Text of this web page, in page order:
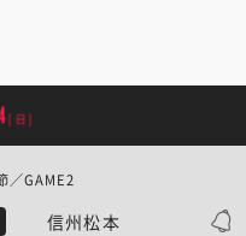
[日]
信州松本
GAME2